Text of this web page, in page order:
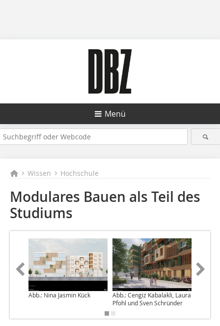
Menü
Wissen Hochschule
Modulares Bauen als Teil des
Studiums
Abb.: Nina Jasmin Kück
Abb.: Cengiz Kabalakli, Laura
Pfohl und Sven Schründer